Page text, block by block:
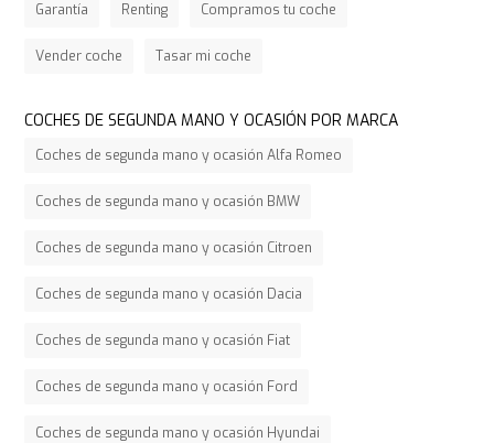
Garantía Renting Compramos tu coche
Vender coche Tasar mi coche
COCHES DE SEGUNDA MANO Y OCASIÓN POR MARCA
Coches de segunda mano y ocasión Alfa Romeo
Coches de segunda mano y ocasión BMW
Coches de segunda mano y ocasión Citroen
Coches de segunda mano y ocasión Dacia
Coches de segunda mano y ocasión Fiat
Coches de segunda mano y ocasión Ford
Coches de segunda mano y ocasión Hyundai